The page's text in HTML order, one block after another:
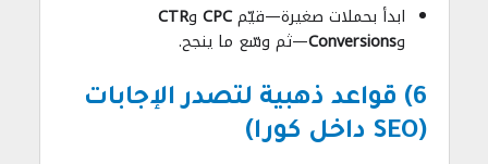
ابدأ بحملات صغيرة—قيّمCPC وCTR
وConversions—ثم وسّع ما ينجح.
6) قواعد ذهبية لتصدر الإجابات
(SEO داخل كورا)